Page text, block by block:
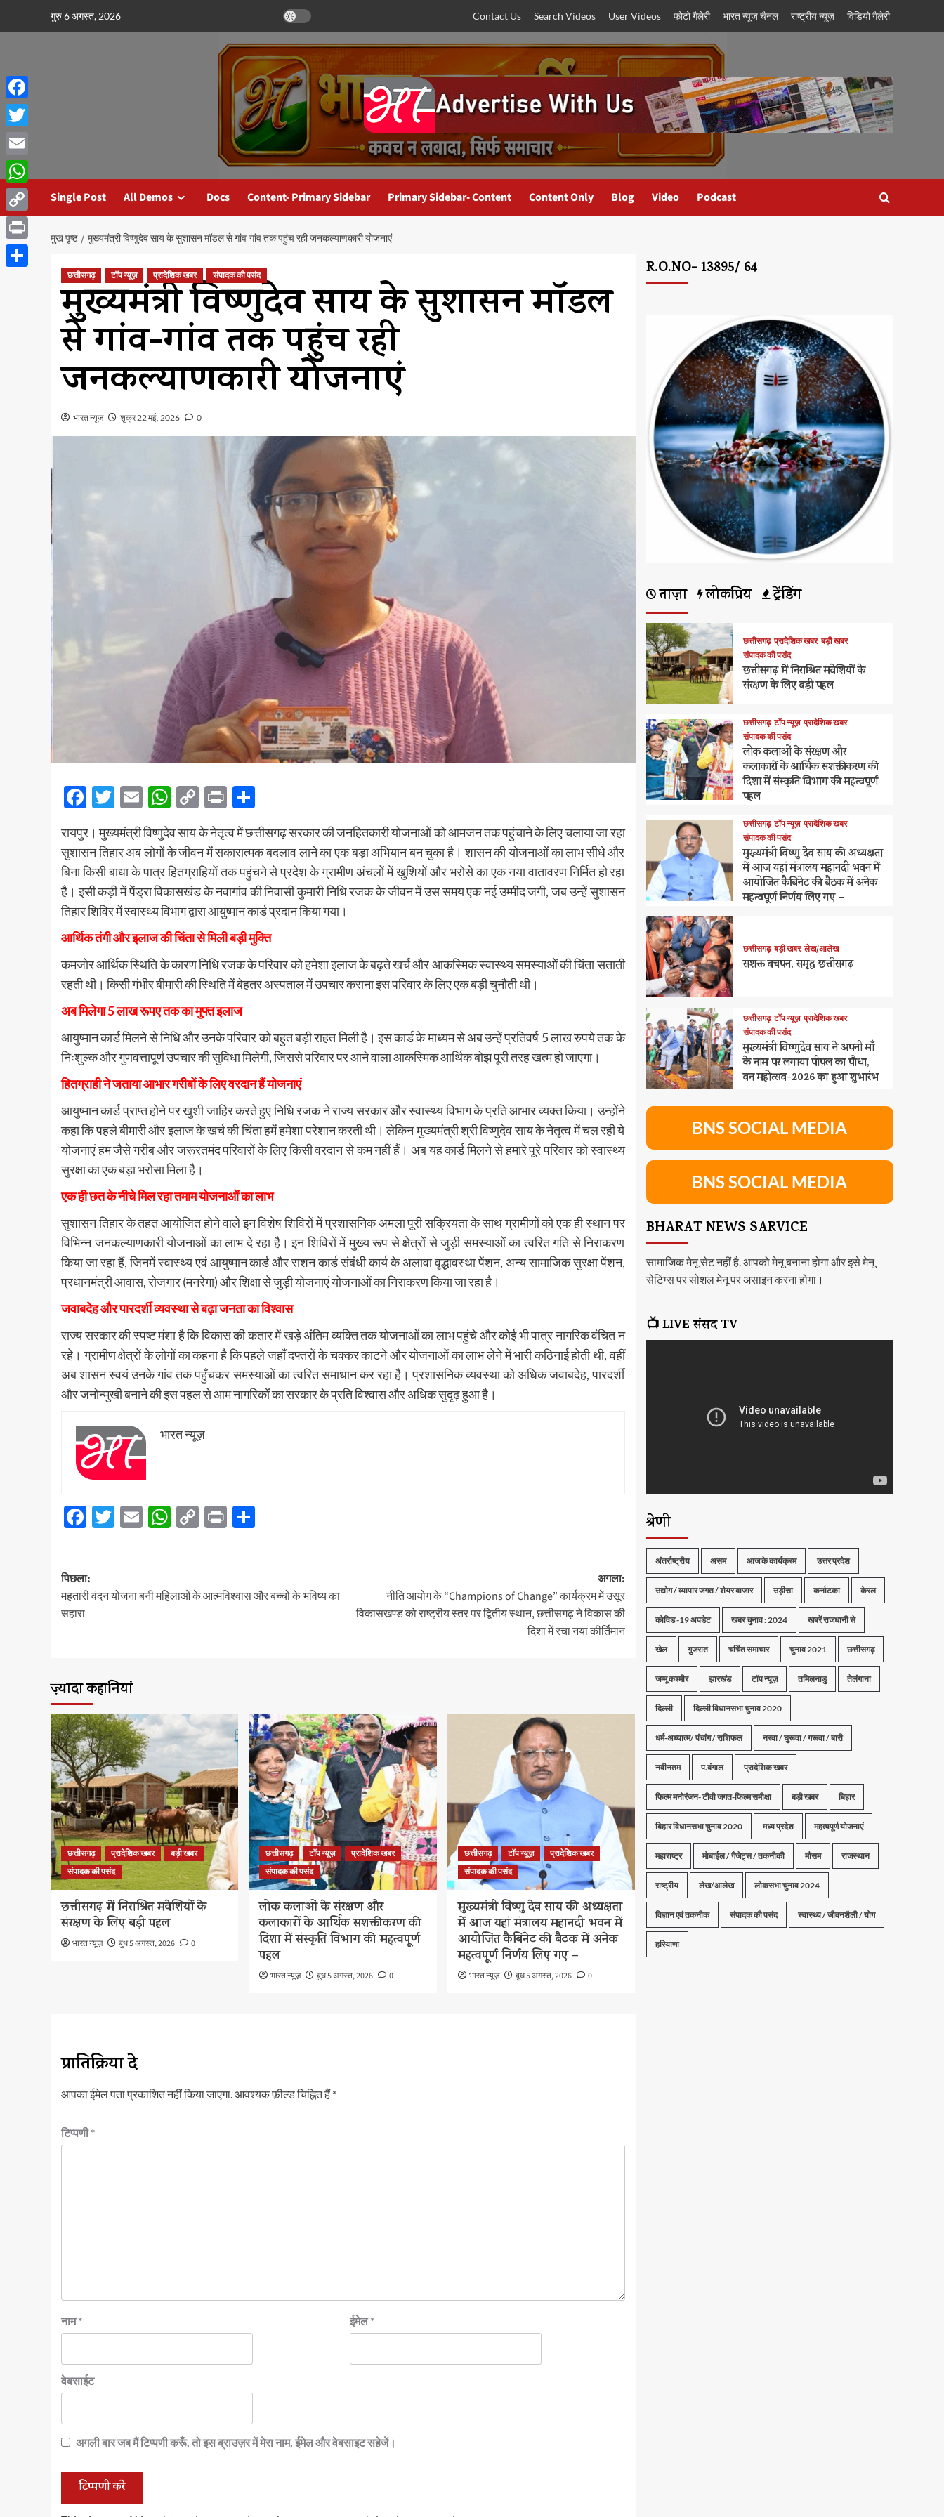
गुरु 6 अगस्त, 2026 Contact Us Search Videos User Videos फोटो गैलेरी भारत न्यूज़ चैनल राष्ट्रीय न्यूज़ विडियो गैलेरी
Single Post All Demos Docs Content- Primary Sidebar Primary Sidebar- Content Content Only Blog Video Podcast
मुख पृष्ठ मुख्यमंत्री विष्णुदेव साय के सुशासन मॉडल से गांव-गांव तक पहुंच रही जनकल्याणकारी योजनाएं
छत्तीसगढ़ टॉप न्यूज़ प्रादेशिक खबर संपादक की पसंद
मुख्यमंत्री विष्णुदेव साय के सुशासन मॉडल
से गांव-गांव तक पहुंच रही
जनकल्याणकारी योजनाएं
भारत न्यूज़ शुक्र 22 मई, 2026 0
Facebook
Twitter
EmailWhatsApp
Copy
Link
Print
रायपुर। मुख्यमंत्री विष्णुदेव साय के नेतृत्व में छत्तीसगढ़ सरकार की जनहितकारी योजनाओं को आमजन तक पहुंचाने के लिए चलाया जा रहा
सुशासन तिहार अब लोगों के जीवन में सकारात्मक बदलाव लाने का एक बड़ा अभियान बन चुका है। शासन की योजनाओं का लाभ सीधे और
बिना किसी बाधा के पात्र हितग्राहियों तक पहुंचने से प्रदेश के ग्रामीण अंचलों में खुशियों और भरोसे का एक नया वातावरण निर्मित हो रहा
है। इसी कड़ी में पेंड्रा विकासखंड के नवागांव की निवासी कुमारी निधि रजक के जीवन में उस समय एक नई उम्मीद जगी, जब उन्हें सुशासन
तिहार शिविर में स्वास्थ्य विभाग द्वारा आयुष्मान कार्ड प्रदान किया गया।
आर्थिक तंगी और इलाज की चिंता से मिली बड़ी मुक्ति
कमजोर आर्थिक स्थिति के कारण निधि रजक के परिवार को हमेशा इलाज के बढ़ते खर्च और आकस्मिक स्वास्थ्य समस्याओं की चिंता सताती
रहती थी। किसी गंभीर बीमारी की स्थिति में बेहतर अस्पताल में उपचार कराना इस परिवार के लिए एक बड़ी चुनौती थी।
अब मिलेगा 5 लाख रूपए तक का मुफ्त इलाज
आयुष्मान कार्ड मिलने से निधि और उनके परिवार को बहुत बड़ी राहत मिली है। इस कार्ड के माध्यम से अब उन्हें प्रतिवर्ष 5 लाख रुपये तक के
निःशुल्क और गुणवत्तापूर्ण उपचार की सुविधा मिलेगी, जिससे परिवार पर आने वाला आकस्मिक आर्थिक बोझ पूरी तरह खत्म हो जाएगा।
हितग्राही ने जताया आभार गरीबों के लिए वरदान हैं योजनाएं
आयुष्मान कार्ड प्राप्त होने पर खुशी जाहिर करते हुए निधि रजक ने राज्य सरकार और स्वास्थ्य विभाग के प्रति आभार व्यक्त किया। उन्होंने
कहा कि पहले बीमारी और इलाज के खर्च की चिंता हमें हमेशा परेशान करती थी। लेकिन मुख्यमंत्री श्री विष्णुदेव साय के नेतृत्व में चल रही ये
योजनाएं हम जैसे गरीब और जरूरतमंद परिवारों के लिए किसी वरदान से कम नहीं हैं। अब यह कार्ड मिलने से हमारे पूरे परिवार को स्वास्थ्य
सुरक्षा का एक बड़ा भरोसा मिला है।
एक ही छत के नीचे मिल रहा तमाम योजनाओं का लाभ
सुशासन तिहार के तहत आयोजित होने वाले इन विशेष शिविरों में प्रशासनिक अमला पूरी सक्रियता के साथ ग्रामीणों को एक ही स्थान पर
विभिन्न जनकल्याणकारी योजनाओं का लाभ दे रहा है। इन शिविरों में मुख्य रूप से क्षेत्रों से जुड़ी समस्याओं का त्वरित गति से निराकरण
किया जा रहा हैं, जिनमें स्वास्थ्य एवं आयुष्मान कार्ड और राशन कार्ड संबंधी कार्य के अलावा वृद्धावस्था पेंशन, अन्य सामाजिक सुरक्षा पेंशन,
प्रधानमंत्री आवास, रोजगार (मनरेगा) और शिक्षा से जुड़ी योजनाएं योजनाओं का निराकरण किया जा रहा है।
जवाबदेह और पारदर्शी व्यवस्था से बढ़ा जनता का विश्वास
राज्य सरकार की स्पष्ट मंशा है कि विकास की कतार में खड़े अंतिम व्यक्ति तक योजनाओं का लाभ पहुंचे और कोई भी पात्र नागरिक वंचित न
रहे। ग्रामीण क्षेत्रों के लोगों का कहना है कि पहले जहाँ दफ्तरों के चक्कर काटने और योजनाओं का लाभ लेने में भारी कठिनाई होती थी, वहीं
अब शासन स्वयं उनके गांव तक पहुँचकर समस्याओं का त्वरित समाधान कर रहा है। प्रशासनिक व्यवस्था को अधिक जवाबदेह, पारदर्शी
और जनोन्मुखी बनाने की इस पहल से आम नागरिकों का सरकार के प्रति विश्वास और अधिक सुदृढ़ हुआ है।
भारत न्यूज़
Facebook
Twitter
EmailWhatsApp
Copy
Print
पोस्ट
नेविगेशन
पिछला:
महतारी वंदन योजना बनी महिलाओं के आत्मविश्वास और बच्चों के भविष्य का
सहारा
अगला:
नीति आयोग के “Champions of Change” कार्यक्रम में उसूर
विकासखण्ड को राष्ट्रीय स्तर पर द्वितीय स्थान, छत्तीसगढ़ ने विकास की
दिशा में रचा नया कीर्तिमान
ज़्यादा कहानियां
छत्तीसगढ़ प्रादेशिक खबर
बड़ी खबर
संपादक की पसंद
छत्तीसगढ़ में निराश्रित मवेशियों के
संरक्षण के लिए बड़ी पहल
भारत न्यूज़ बुध 5 अगस्त, 2026 0
छत्तीसगढ़ टॉप न्यूज़
प्रादेशिक खबर
संपादक की पसंद
लोक कलाओं के संरक्षण और
कलाकारों के आर्थिक सशक्तीकरण की
दिशा में संस्कृति विभाग की महत्वपूर्ण
पहल
भारत न्यूज़ बुध 5 अगस्त, 2026 0
छत्तीसगढ़ टॉप न्यूज़
प्रादेशिक खबर
संपादक की पसंद
मुख्यमंत्री विष्णु देव साय की अध्यक्षता
में आज यहां मंत्रालय महानदी भवन में
आयोजित कैबिनेट की बैठक में अनेक
महत्वपूर्ण निर्णय लिए गए –
भारत न्यूज़ बुध 5 अगस्त, 2026 0
प्रातिक्रिया दे
आपका ईमेल पता प्रकाशित नहीं किया जाएगा.आवश्यक फ़ील्ड चिह्नित हैं*
टिप्पणी*
नाम* ईमेल*
वेबसाईट
अगली बार जब मैं टिप्पणी करूँ, तो इस ब्राउज़र में मेरा नाम, ईमेल और वेबसाइट सहेजें।
R.O.NO- 13895/ 64
ताज़ा लोकप्रिय ट्रेंडिंग
छत्तीसगढ़ प्रादेशिक खबर बड़ी खबर
संपादक की पसंद
छत्तीसगढ़ में निराश्रित मवेशियों के
संरक्षण के लिए बड़ी पहल
छत्तीसगढ़ टॉप न्यूज़ प्रादेशिक खबर
संपादक की पसंद
लोक कलाओं के संरक्षण और
कलाकारों के आर्थिक सशक्तीकरण की
दिशा में संस्कृति विभाग की महत्वपूर्ण
पहल
छत्तीसगढ़ टॉप न्यूज़ प्रादेशिक खबर
संपादक की पसंद
मुख्यमंत्री विष्णु देव साय की अध्यक्षता
में आज यहां मंत्रालय महानदी भवन में
आयोजित कैबिनेट की बैठक में अनेक
महत्वपूर्ण निर्णय लिए गए –
छत्तीसगढ़ बड़ी खबर लेख/आलेख
सशक्त बचपन, समृद्ध छत्तीसगढ़
छत्तीसगढ़ टॉप न्यूज़ प्रादेशिक खबर
संपादक की पसंद
मुख्यमंत्री विष्णुदेव साय ने अपनी माँ
के नाम पर लगाया पीपल का पौधा,
वन महोत्सव-2026 का हुआ शुभारंभ
BNS SOCIAL MEDIA
BNS SOCIAL MEDIA
BHARAT NEWS SARVICE
सामाजिक मेनू सेट नहीं है. आपको मेनू बनाना होगा और इसे मेनू
सेटिंग्स पर सोशल मेनू पर असाइन करना होगा।
📺 LIVE संसद TV
श्रेणी
अंतर्राष्ट्रीय असम आज के कार्यक्रम उत्तर प्रदेश
उद्योग / व्यापार जगत / शेयर बाजार उड़ीसा कर्नाटका केरल
कोविड -19 अपडेट खबर चुनाव : 2024 खबरें राजधानी से
खेल गुजरात चर्चित समाचार चुनाव 2021 छत्तीसगढ़
जम्मू कश्मीर झारखंड टॉप न्यूज़ तमिलनाडु तेलंगाना
दिल्ली दिल्ली विधानसभा चुनाव 2020
धर्म-अध्यात्म/ पंचांग / राशिफल नरवा / घुरूवा / गरूवा / बारी
नवीनतम प.बंगाल प्रादेशिक खबर
फिल्म मनोरंजन- टीवी जगत-फिल्म समीक्षा बड़ी खबर बिहार
बिहार विधानसभा चुनाव 2020 मध्य प्रदेश महत्वपूर्ण योजनाएं
महाराष्ट्र मोबाईल / गैजेट्स / तकनीकी मौसम राजस्थान
राष्ट्रीय लेख/आलेख लोकसभा चुनाव 2024
विज्ञान एवं तकनीक संपादक की पसंद स्वास्थ्य / जीवनशैली / योग
हरियाणा
Facebook
Twitter
Email
WhatsApp
Copy
Link
Print